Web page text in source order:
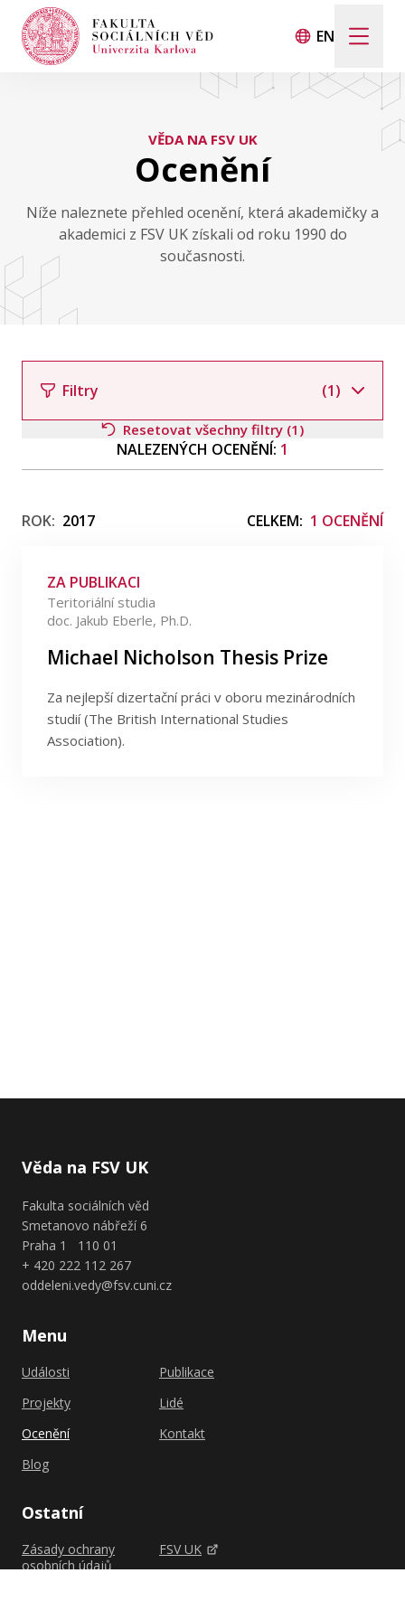
EN
Když jsou k dispozici výsledky z našeptávače,
Projekty
Ocenění
Kontakt
FSV UK
VĚDA NA FSV UK
Ocenění
Níže naleznete přehled ocenění, která akademičky a
akademici z FSV UK získali od roku 1990 do
současnosti.
NALEZENÝCH OCENĚNÍ: 1
ROK: 2017 CELKEM: 1 OCENĚNÍ
ZA PUBLIKACI
Teritoriální studia
doc. Jakub Eberle, Ph.D.
Michael Nicholson Thesis Prize
Za nejlepší dizertační práci v oboru mezinárodních
studií (The British International Studies
Association).
Filtry (1)
Filtrovat podle typu
Filtrovat podle oboru
Filtrovat podle data
Resetovat všechny filtry (1)
Věda na FSV UK
Fakulta sociálních věd
Smetanovo nábřeží 6
Praha 1 110 01
+ 420 222 112 267
oddeleni.vedy@fsv.cuni.cz
Menu
Události
Projekty
Ocenění
Blog
Publikace
Lidé
Kontakt
Ostatní
Zásady ochrany
osobních údajů
FSV UK